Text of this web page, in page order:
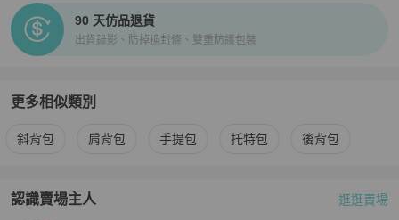
90 天仿品退貨
出貨錄影、防掉換封條、雙重防護包裝
更多相似類別
更多Louis Vuitton女包 相似商品推薦
斜背包 肩背包 手提包 托特包 後背包
認識賣場主人
PopChill 拍拍圈嚴選賣家 ✨Belle Vie 精品嚴選✨一號店介紹
逛逛賣場